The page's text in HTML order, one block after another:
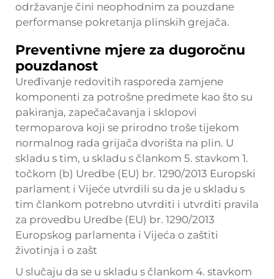
održavanje čini neophodnim za pouzdane
performanse pokretanja plinskih grejača.
Preventivne mjere za dugoročnu
pouzdanost
Uređivanje redovitih rasporeda zamjene
komponenti za potrošne predmete kao što su
pakiranja, zapečačavanja i sklopovi
termoparova koji se prirodno troše tijekom
normalnog rada grijača dvorišta na plin. U
skladu s tim, u skladu s člankom 5. stavkom 1.
točkom (b) Uredbe (EU) br. 1290/2013 Europski
parlament i Vijeće utvrdili su da je u skladu s
tim člankom potrebno utvrditi i utvrditi pravila
za provedbu Uredbe (EU) br. 1290/2013
Europskog parlamenta i Vijeća o zaštiti
životinja i o zašt
U slučaju da se u skladu s člankom 4. stavkom